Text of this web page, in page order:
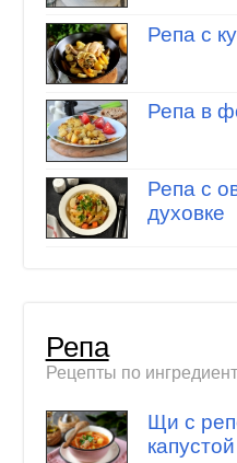
Репа с
Репа в
Репа с
духовке
Репа
Рецепты по
Щи с
капустой